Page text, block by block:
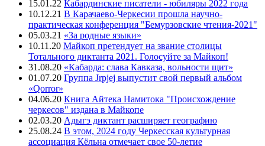
15.01.22 Кабардинские писатели - юбиляры 2022 года
10.12.21 В Карачаево-Черкесии прошла научно-
практическая конференция "Бемурзовские чтения-2021"
05.03.21 «За родные языки»
10.11.20 Майкоп претендует на звание столицы
Тотального диктанта 2021. Голосуйте за Майкоп!
31.08.20 «Кабарда: слава Кавказа, вольности щит»
01.07.20 Группа Jrpjej выпустит свой первый альбом
«Qorror»
04.06.20 Книга Айтека Намитока "Происхождение
черкесов" издана в Майкопе
02.03.20 Адыгэ диктант расширяет географию
25.08.24 В этом, 2024 году Черкесская культурная
ассоциация Кёльна отмечает свое 50-летие